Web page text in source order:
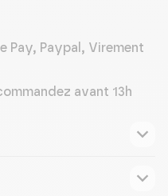
Pay, Paypal, Virement
avant 13h